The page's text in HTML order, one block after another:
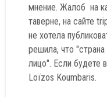
мнение. Жалоб на
таверне, на сайте
не хотела
решила, что
лицо". Если будете
Loïzos Koumbaris.